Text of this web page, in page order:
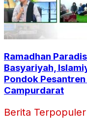
Ramadhan
Basyariyah,
Pondok
Campurdarat
Berita Terpopuler